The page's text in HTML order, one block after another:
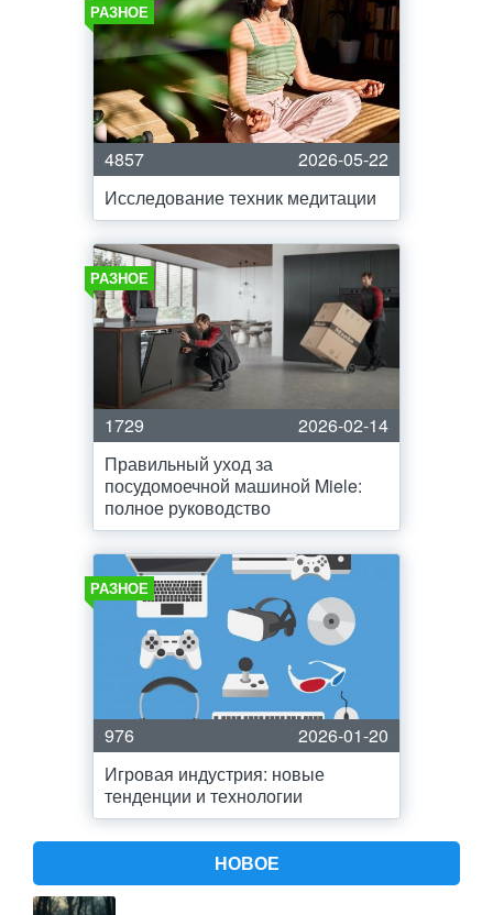
РАЗНОЕ
4857
2026-05-22
Исследование техник медитации
РАЗНОЕ
1729
2026-02-14
Правильный уход за
посудомоечной машиной Miele:
полное руководство
РАЗНОЕ
976
2026-01-20
Игровая индустрия: новые
тенденции и технологии
НОВОЕ